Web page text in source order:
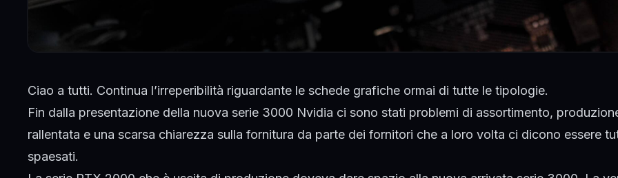
Ciao a tutti. Continua l’irreperibilità riguardante le schede grafiche ormai di tutte le tipologie.
Fin dalla presentazione della nuova serie 3000 Nvidia ci sono stati problemi di assortimento,
rallentata e una scarsa chiarezza sulla fornitura da parte dei fornitori che a loro volta ci dicono essere
spaesati.